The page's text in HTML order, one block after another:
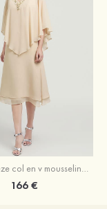
Robe trapèze col en v mousseline longueur mollet robe de mère de la mariée avec perle
166 €